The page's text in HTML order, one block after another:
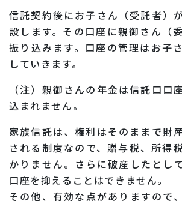
信託契約後にお子さん（受託者）
設します。その口座に親御さん（
振り込みます。口座の管理はお子
していきます。
（注）親御さんの年金は信託口口
込まれません。
家族信託は、権利はそのままで財
される制度なので、贈与税、所得
かりません。さらに破産したとし
口座を抑えることはできません。
その他、有効な点がありますので